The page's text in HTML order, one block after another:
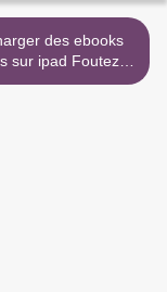
des ebooks
sur ipad Foutez-
la paix ! - Et